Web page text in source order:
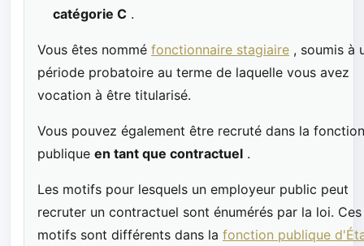
catégorie C .
Vous êtes nommé fonctionnaire stagiaire , soumis à
période probatoire au terme de laquelle vous avez
vocation à être titularisé.
Vous pouvez également être recruté dans la fonction
publique en tant que contractuel .
Les motifs pour lesquels un employeur public peut
recruter un contractuel sont énumérés par la loi. Ces
motifs sont différents dans la fonction publique